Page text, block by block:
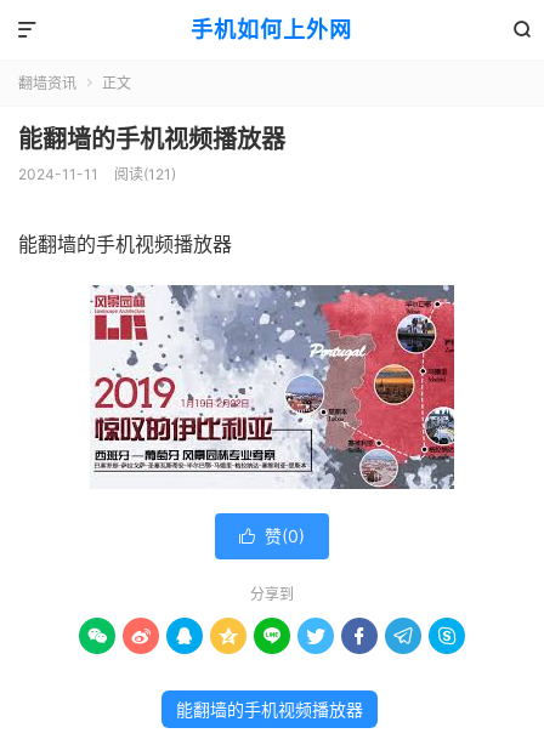
手机如何上外网 

翻墙资讯  正文
能翻墙的手机视频播放器
2024-11-11 阅读(121)
能翻墙的手机视频播放器
 赞(0)
分享到
        
能翻墙的手机视频播放器